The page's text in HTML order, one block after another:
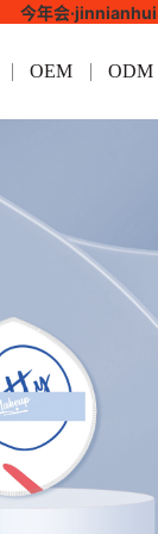
今年会
OEM ODM